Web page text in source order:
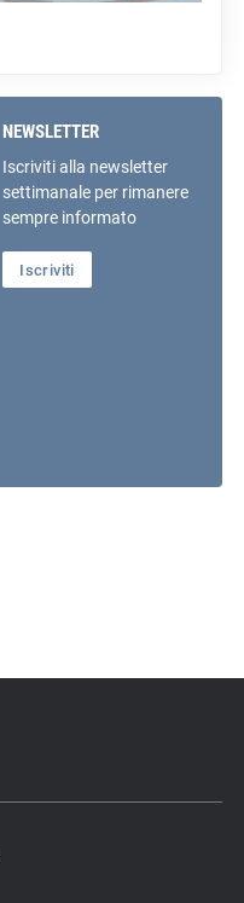
NEWSLETTER
Iscriviti alla newsletter
settimanale per rimanere
sempre informato
Iscriviti